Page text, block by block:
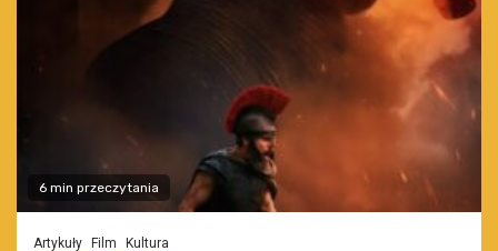
6 min przeczytania
Artykuły Film Kultura